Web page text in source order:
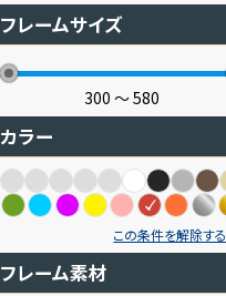
フレームサイズ
300 〜580
カラー
この条件を解除する
フレーム素材